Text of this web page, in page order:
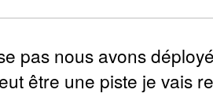
pas nous avons
être une piste je vais